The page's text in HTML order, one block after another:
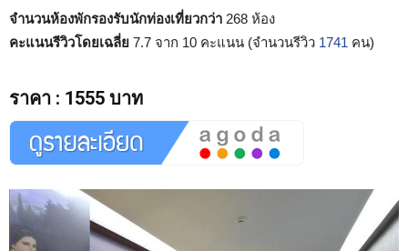
จำนวนห้องพักรองรับนักท่องเที่ยวกว่า 268 ห้อง
คะแนนรีวิวโดยเฉลี่ย 7.7 จาก 10 คะแนน (จำนวนรีวิว 1741 คน)
ราคา : 1555 บาท